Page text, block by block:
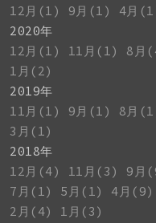
12月(1)
9月(1) 4月
2020年
12月(1)
11月(1) 8月
1月(2)
2019年
11月(1)
9月(1) 8月
3月(1)
2018年
12月(4)
11月(3) 9月
7月(1)
5月(1) 4月(9)
2月(4)
1月(3)